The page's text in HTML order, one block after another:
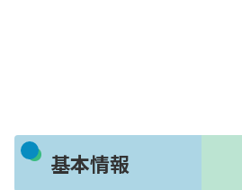
基本情報